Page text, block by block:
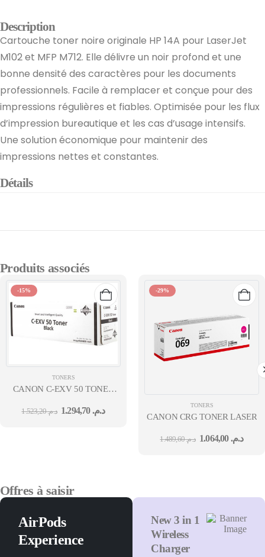
Description
Cartouche toner noire originale HP 14A pour LaserJet
M102 et MFP M712. Elle délivre un noir profond et une
bonne densité des caractères pour les documents
professionnels. Facile à remplacer et conçue pour des
impressions régulières et fiables. Optimisée pour les flux
d’impression bureautique et les cas d’usage intensifs.
Une solution économique pour maintenir des
impressions nettes et constantes.
Détails
Produits associés
-15%
TONERS
CANON C-EXV 50 TONER
د.م.1.523,20 د.م.1.294,70
-29%
TONERS
CANON CRG TONER LASER
د.م.1.489,60 د.م.1.064,00
Offres à saisir
AirPods
Experience
New 3 in 1
Wireless
Charger